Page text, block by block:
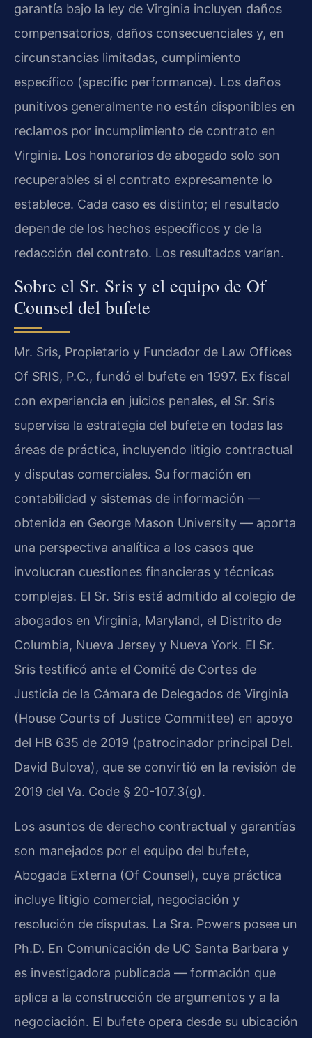
garantía bajo la ley de Virginia incluyen daños
compensatorios, daños consecuenciales y, en
circunstancias limitadas, cumplimiento
específico (specific performance). Los daños
punitivos generalmente no están disponibles en
reclamos por incumplimiento de contrato en
Virginia. Los honorarios de abogado solo son
recuperables si el contrato expresamente lo
establece. Cada caso es distinto; el resultado
depende de los hechos específicos y de la
redacción del contrato. Los resultados varían.
Sobre el Sr. Sris y el equipo de Of
Counsel del bufete
Mr. Sris, Propietario y Fundador de Law Offices
Of SRIS, P.C., fundó el bufete en 1997. Ex fiscal
con experiencia en juicios penales, el Sr. Sris
supervisa la estrategia del bufete en todas las
áreas de práctica, incluyendo litigio contractual
y disputas comerciales. Su formación en
contabilidad y sistemas de información —
obtenida en George Mason University — aporta
una perspectiva analítica a los casos que
involucran cuestiones financieras y técnicas
complejas. El Sr. Sris está admitido al colegio de
abogados en Virginia, Maryland, el Distrito de
Columbia, Nueva Jersey y Nueva York. El Sr.
Sris testificó ante el Comité de Cortes de
Justicia de la Cámara de Delegados de Virginia
(House Courts of Justice Committee) en apoyo
del HB 635 de 2019 (patrocinador principal Del.
David Bulova), que se convirtió en la revisión de
2019 del Va. Code § 20-107.3(g).
Los asuntos de derecho contractual y garantías
son manejados por el equipo del bufete,
Abogada Externa (Of Counsel), cuya práctica
incluye litigio comercial, negociación y
resolución de disputas. La Sra. Powers posee un
Ph.D. En Comunicación de UC Santa Barbara y
es investigadora publicada — formación que
aplica a la construcción de argumentos y a la
negociación. El bufete opera desde su ubicación